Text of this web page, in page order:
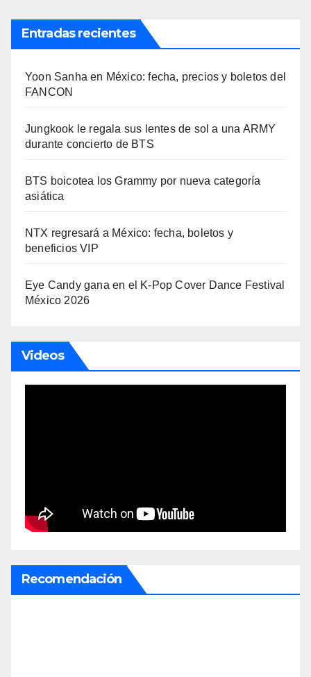
Entradas recientes
Yoon Sanha en México: fecha, precios y boletos del
FANCON
Jungkook le regala sus lentes de sol a una ARMY
durante concierto de BTS
BTS boicotea los Grammy por nueva categoría
asiática
NTX regresará a México: fecha, boletos y
beneficios VIP
Eye Candy gana en el K-Pop Cover Dance Festival
México 2026
Videos
Recomendación